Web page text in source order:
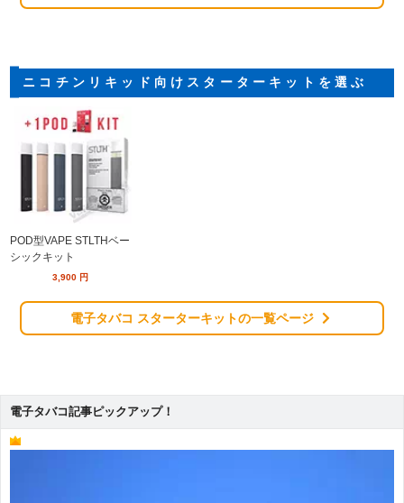
ニコチンリキッド向けスターターキットを選ぶ
POD型VAPE STLTHベー
シックキット
3,900 円
電子タバコ スターターキットの一覧ページ
電子タバコ記事ピックアップ！